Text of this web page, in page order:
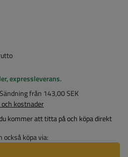
expressleverans
från 143,00 SEK
kostnader
kommer att titta på och köpa direkt
också köpa via: